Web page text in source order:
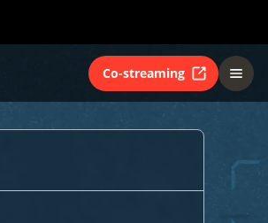
Co-streaming